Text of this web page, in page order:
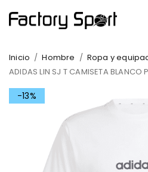
Inicio / Hombre / Ropa y
ADIDAS LIN SJ T CAMISETA BLANCO
-13%